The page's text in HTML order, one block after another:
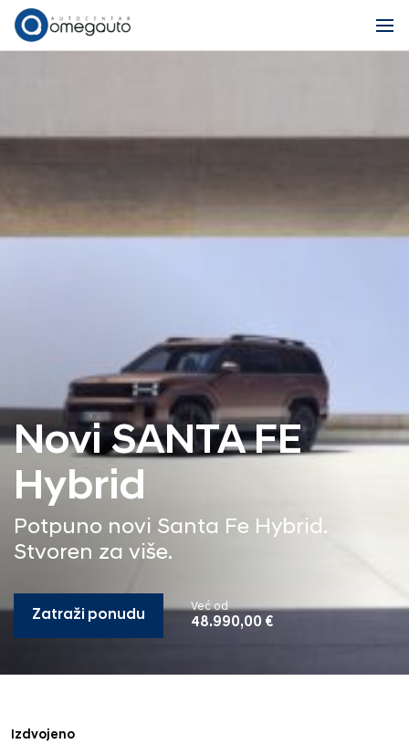
Novi SANTA FE
Hybrid
Potpuno novi Santa Fe Hybrid.
Stvoren za više.
Zatraži ponudu
Već od
48.990,00 €
Izdvojeno